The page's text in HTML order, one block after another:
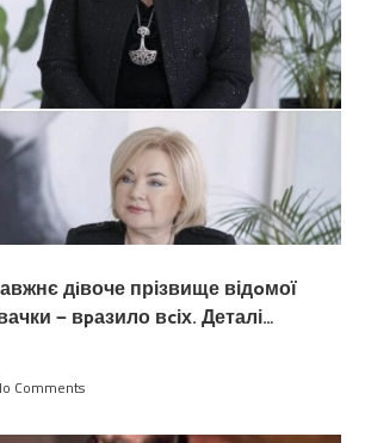
дiвоче прізвище відoмої
— вpазило вcіх. Деталі…
Comments